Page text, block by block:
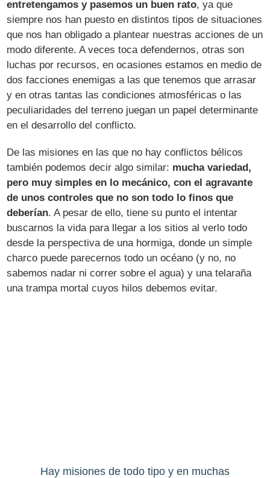
entretengamos y pasemos un buen rato, ya que
siempre nos han puesto en distintos tipos de situaciones
que nos han obligado a plantear nuestras acciones de un
modo diferente. A veces toca defendernos, otras son
luchas por recursos, en ocasiones estamos en medio de
dos facciones enemigas a las que tenemos que arrasar
y en otras tantas las condiciones atmosféricas o las
peculiaridades del terreno juegan un papel determinante
en el desarrollo del conflicto.
De las misiones en las que no hay conflictos bélicos
también podemos decir algo similar: mucha variedad,
pero muy simples en lo mecánico, con el agravante
de unos controles que no son todo lo finos que
deberían. A pesar de ello, tiene su punto el intentar
buscarnos la vida para llegar a los sitios al verlo todo
desde la perspectiva de una hormiga, donde un simple
charco puede parecernos todo un océano (y no, no
sabemos nadar ni correr sobre el agua) y una telaraña
una trampa mortal cuyos hilos debemos evitar.
Hay misiones de todo tipo y en muchas